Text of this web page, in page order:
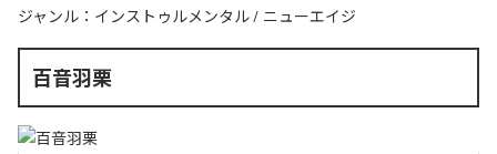
ジャンル： インストゥルメンタル / ニューエイジ
百音羽栗